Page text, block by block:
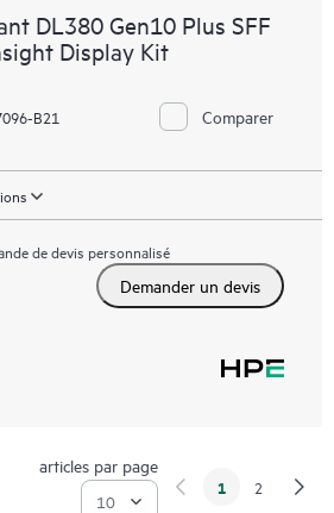
DL380 Gen10 Plus SFF
Display Kit
B21 Comparer
de devis personnalisé
Demander un devis
articles par page
1 2